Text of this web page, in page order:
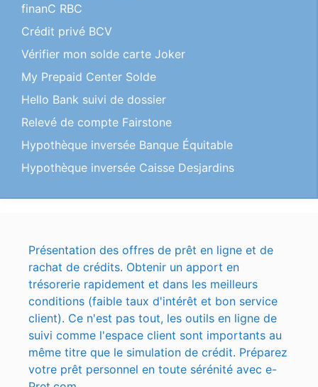
finanC RBC
Crédit privé BCV
Vérifier mon solde carte Joker
My Prepaid Center Solde
Hello Bank suivi de dossier
Relevé de compte Fairstone
Hypothèque inversée Banque Équitable
Hypothèque inversée Caisse Desjardins
Présentation des offres de prêt en ligne et de
rachat de crédits. Obtenir un apport en
trésorerie rapidement et dans les meilleurs
conditions (faible taux d'intérêt et bon service
client). Ce n'est pas tout, les outils en ligne de
suivi comme l'espace client sont importants au
même titre que le simulation de crédit. Préparez
votre prêt personnel en toute sérénité avec e-